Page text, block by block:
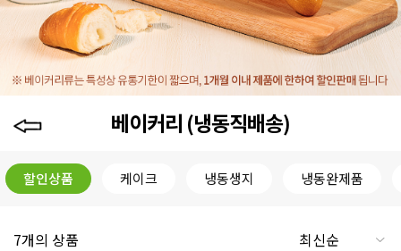
베이커리 (냉동직배송)
할인상품 케이크 냉동생지 냉동완제품
7개의 상품